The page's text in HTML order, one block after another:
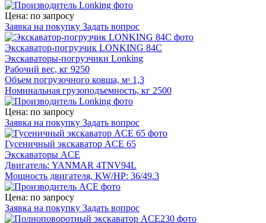
Цена: по запросу
Заявка на покупку Задать вопрос
Экскаватор-погрузчик LONKING 84C
Экскаваторы-погрузчики Lonking
Рабочий вес, кг 9250
Объем погрузочного ковша, мᶟ 1,3
Номинальная грузоподъемность, кг 2500
Цена: по запросу
Заявка на покупку Задать вопрос
Гусеничный экскаватор ACE 65
Экскаваторы ACE
Двигатель: YANMAR 4TNV94L
Мощность двигателя, KW/HP: 36/49.3
Цена: по запросу
Заявка на покупку Задать вопрос